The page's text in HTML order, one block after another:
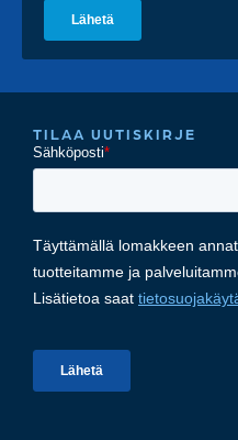
TILAA UUTISKIRJE